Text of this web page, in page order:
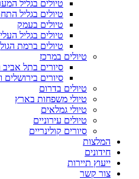
טיולים בגליל
טיולים בגליל
טיולים בעמק
טיולים בגליל
טיולים ברמת
טיולים במרכז
סיורים בתל אביב
סיורים בירושלים
טיולים בדרום
טיולי משפחות בארץ
טיולי גמלאים
טיולים עירוניים
סיורים קולינריים
המלצות
חידונים
ייעוץ תיירות
צור קשר